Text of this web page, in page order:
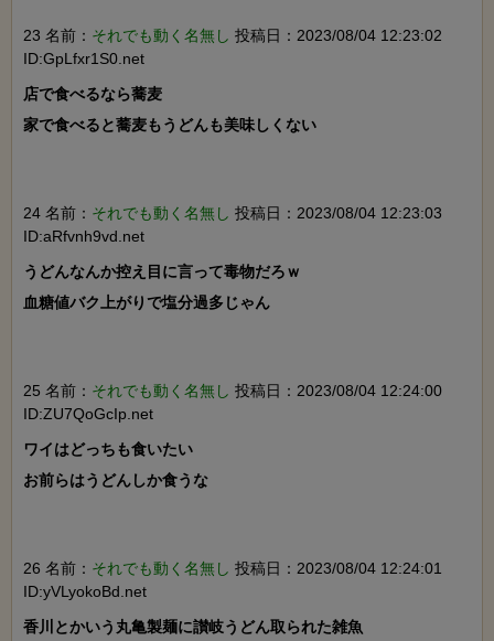
23 名前： それでも動く名無し 投稿日：2023/08/04 12:23:02
ID:GpLfxr1S0.net
店で食べるなら蕎麦
家で食べると蕎麦もうどんも美味しくない
24 名前： それでも動く名無し 投稿日：2023/08/04 12:23:03
ID:aRfvnh9vd.net
うどんなんか控え目に言って毒物だろｗ
血糖値バク上がりで塩分過多じゃん
25 名前： それでも動く名無し 投稿日：2023/08/04 12:24:00
ID:ZU7QoGcIp.net
ワイはどっちも食いたい
お前らはうどんしか食うな
26 名前： それでも動く名無し 投稿日：2023/08/04 12:24:01
ID:yVLyokoBd.net
香川とかいう丸亀製麺に讃岐うどん取られた雑魚